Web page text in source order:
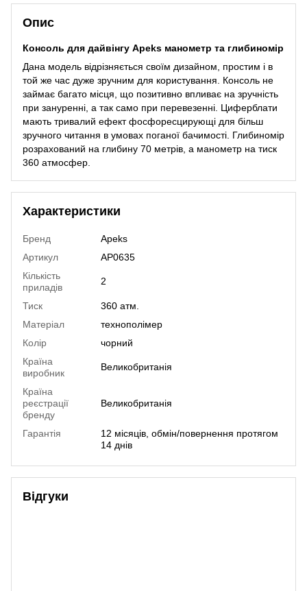
Опис
Консоль для дайвінгу Apeks манометр та глибиномір
Дана модель відрізняється своїм дизайном, простим і в
той же час дуже зручним для користування. Консоль не
займає багато місця, що позитивно впливає на зручність
при зануренні, а так само при перевезенні. Циферблати
мають тривалий ефект фосфоресцирующі для більш
зручного читання в умовах поганої бачимості. Глибиномір
розрахований на глибину 70 метрів, а манометр на тиск
360 атмосфер.
Характеристики
Бренд
Apeks
Артикул
AP0635
Кількість
приладів
2
Тиск
360 атм.
Матеріал
технополімер
Колір
чорний
Країна
виробник
Великобританія
Країна
реєстрації
бренду
Великобританія
Гарантія
12 місяців, обмін/повернення протягом
14 днів
Відгуки